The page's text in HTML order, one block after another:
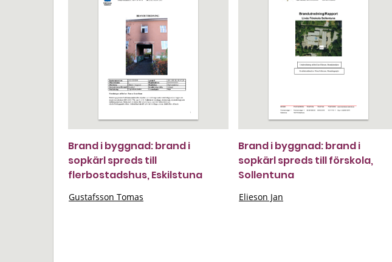
Brand i byggnad: brand i
sopkärl spreds till
flerbostadshus, Eskilstuna
Gustafsson Tomas
Brand i byggnad: brand i
sopkärl spreds till förskola,
Sollentuna
Elieson Jan